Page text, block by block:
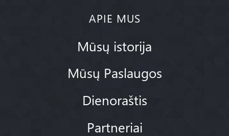
APIE MUS
Mūsų istorija
Mūsų Paslaugos
Dienoraštis
Partneriai